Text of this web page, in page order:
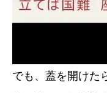
でも、蓋を開けた